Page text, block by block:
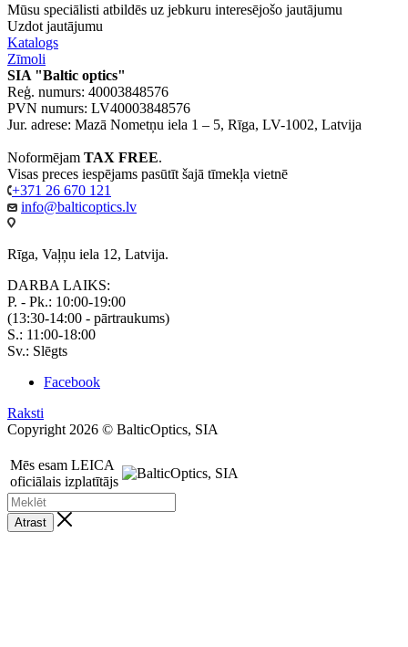
Mūsu speciālisti atbildēs uz jebkuru interesējošo jautājumu
Uzdot jautājumu
Katalogs
Zīmoli
SIA "Baltic optics"
Reģ. numurs: 40003848576
PVN numurs: LV40003848576
Jur. adrese: Mazā Nometņu iela 1 – 5, Rīga, LV-1002, Latvija
Noformējam TAX FREE.
Visas preces iespējams pasūtīt šajā tīmekļa vietnē
+371 26 670 121
info@balticoptics.lv
Rīga, Vaļņu iela 12, Latvija.
DARBA LAIKS:
P. - Pk.: 10:00-19:00
(13:30-14:00 - pārtraukums)
S.: 11:00-18:00
Sv.: Slēgts
Facebook
Raksti
Copyright 2026 © BalticOptics, SIA
Mēs esam LEICA
oficiālais izplatītājs
Atrast